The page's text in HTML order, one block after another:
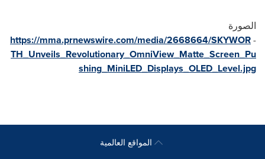
الصورة
-
https://mma.prnewswire.com/media/2668664/SKYWOR
TH_Unveils_Revolutionary_OmniView_Matte_Screen_Pu
shing_MiniLED_Displays_OLED_Level.jpg